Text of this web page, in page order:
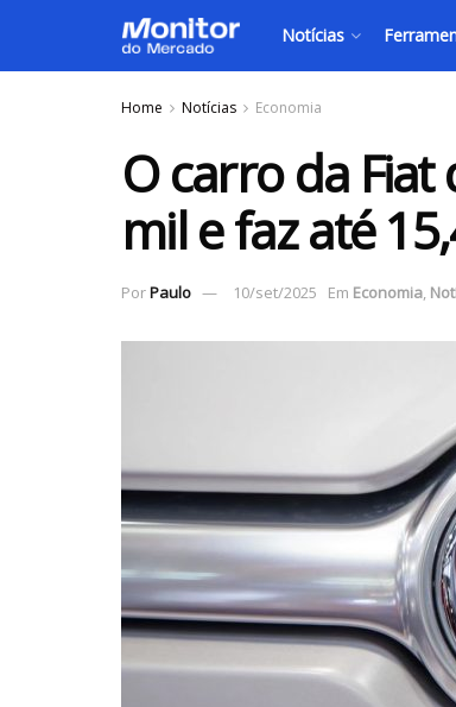
Notícias
Home Notícias Economia
O carro da
mil e faz até
PorPaulo 10/set/2025 Em Economia,